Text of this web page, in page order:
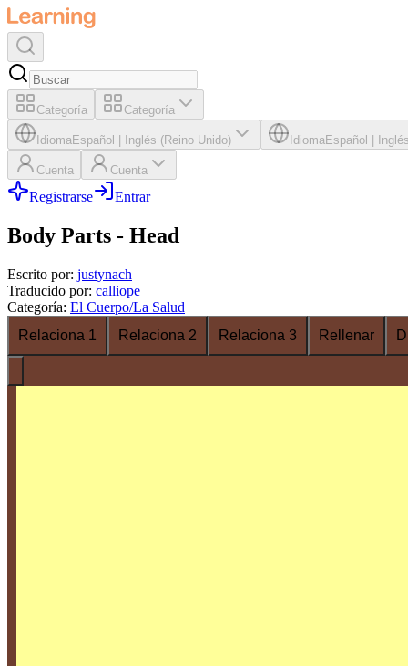
Categoría Categoría
IdiomaEspañol Inglés (Reino Unido) IdiomaEspañol
Cuenta Cuenta
Registrarse Entrar
Body Parts - Head
Escrito por: justynach
Traducido por: calliope
Categoría: El Cuerpo/La Salud
Relaciona 1
Relaciona 2 Relaciona 3 Rellenar